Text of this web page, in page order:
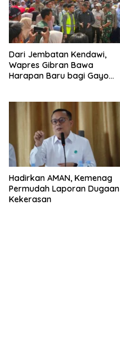
Dari Jembatan Kendawi,
Wapres Gibran Bawa
Harapan Baru bagi Gayo
Hadirkan AMAN, Kemenag
Permudah Laporan Dugaan
Kekerasan